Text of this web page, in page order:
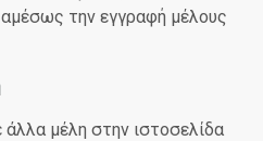
την εγγραφή μέλους
άλλα μέλη στην ιστοσελίδα